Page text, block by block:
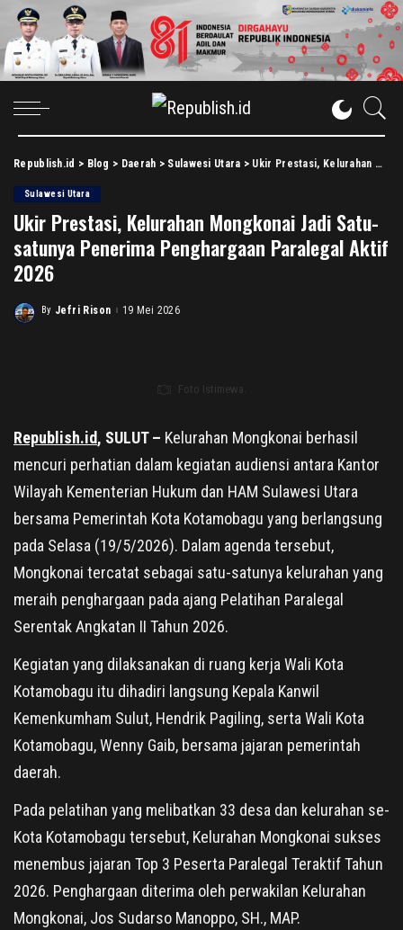
Republish.id > Blog > Daerah > Sulawesi Utara > Ukir Prestasi, Kelurahan Mongkonai Jadi Satu-satunya Penerima Penghargaan Paralegal Aktif 2026
Sulawesi Utara
Ukir Prestasi, Kelurahan Mongkonai Jadi Satu-
satunya Penerima Penghargaan Paralegal Aktif
2026
Posted
By Jefri Rison 19 Mei 2026
Foto Istimewa.
Republish.id, SULUT – Kelurahan Mongkonai berhasil
mencuri perhatian dalam kegiatan audiensi antara Kantor
Wilayah Kementerian Hukum dan HAM Sulawesi Utara
bersama Pemerintah Kota Kotamobagu yang berlangsung
pada Selasa (19/5/2026). Dalam agenda tersebut,
Mongkonai tercatat sebagai satu-satunya kelurahan yang
meraih penghargaan pada ajang Pelatihan Paralegal
Serentak Angkatan II Tahun 2026.
Kegiatan yang dilaksanakan di ruang kerja Wali Kota
Kotamobagu itu dihadiri langsung Kepala Kanwil
Kemenkumham Sulut, Hendrik Pagiling, serta Wali Kota
Kotamobagu, Wenny Gaib, bersama jajaran pemerintah
daerah.
Pada pelatihan yang melibatkan 33 desa dan kelurahan se-
Kota Kotamobagu tersebut, Kelurahan Mongkonai sukses
menembus jajaran Top 3 Peserta Paralegal Teraktif Tahun
2026. Penghargaan diterima oleh perwakilan Kelurahan
Mongkonai, Jos Sudarso Manoppo, SH., MAP.